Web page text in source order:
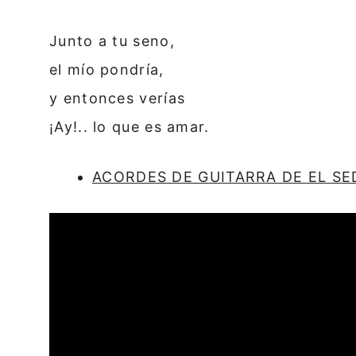
Junto a tu seno,
el mío pondría,
y entonces verías
¡Ay!.. lo que es amar.
ACORDES DE GUITARRA DE EL